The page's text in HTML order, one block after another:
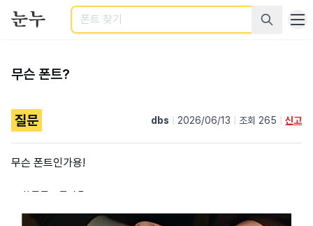
검색
무슨 폰트?
질문 dbs 2026/06/13 조회 265 신고
무슨 폰트인가용!